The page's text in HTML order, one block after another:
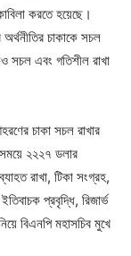
করতে হয়েছে।
চাকাকে সচল
সচল এবং গতিশীল রাখা
চাকা সচল রাখার
সময়ে ২২২৭ ডলার
রাখা, টিকা সংগ্রহ,
প্রবৃদ্ধি, রিজার্ভ
বিএনপি মহাসচিব মুখে